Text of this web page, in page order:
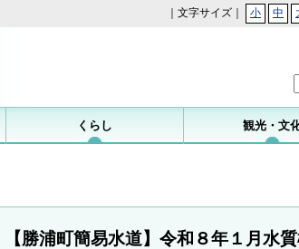
｜文字サイズ｜ 小 中
くらし 観光・文
【勝浦町簡易水道】令和８年１月水